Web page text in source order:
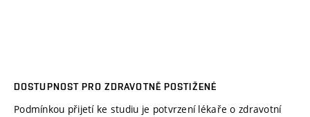
DOSTUPNOST PRO ZDRAVOTNĚ POSTIŽENÉ
Podmínkou přijetí ke studiu je potvrzení lékaře o zdravotní